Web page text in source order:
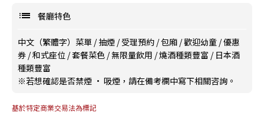
餐廳特色
中文（繁體字）菜單 /抽煙 /受理預約 /包廂 /歡迎幼童 /優惠
券 /和式座位 /套餐菜色 /無限量飲用 /燒酒種類豐富 / 日本酒
種類豐富
※若想確認是否禁煙 · 吸煙，請在備考欄中寫下相關咨詢。
基於特定商業交易法為標記